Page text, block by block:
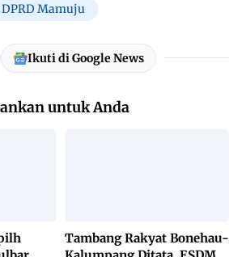
Mamuju
Ikuti di Google News
untuk Anda
Tambang Rakyat Bonehau-